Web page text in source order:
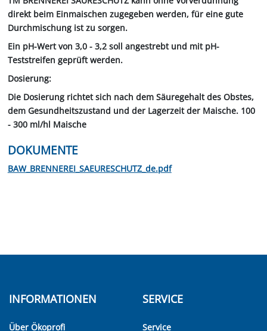
direkt beim Einmaischen zugegeben werden, für eine gute
Durchmischung ist zu sorgen.
Ein pH-Wert von 3,0 - 3,2 soll angestrebt und mit pH-
Teststreifen geprüft werden.
Dosierung:
Die Dosierung richtet sich nach dem Säuregehalt des Obstes,
dem Gesundheitszustand und der Lagerzeit der Maische. 100
- 300 ml/hl Maische
DOKUMENTE
BAW_BRENNEREI_SAEURESCHUTZ_de.pdf
INFORMATIONEN
Über Ökoprofi
SERVICE
Service